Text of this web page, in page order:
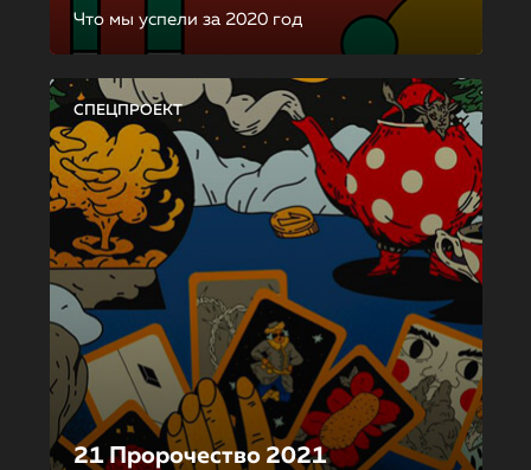
Что мы успели за 2020 год
СПЕЦПРОЕКТ
21 Пророчество 2021